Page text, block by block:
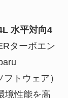
水平対向4
ターボエン
トウェア）
境性能を高